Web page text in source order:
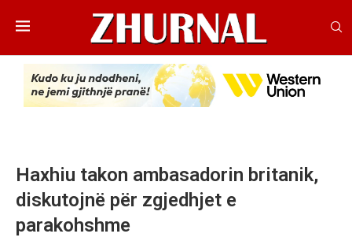
Haxhiu takon ambasadorin britanik,
diskutojnë për zgjedhjet e
parakohshme